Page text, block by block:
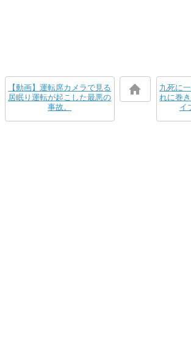
【動画】運転席カメラで見る
居眠り運転が起こした最悪の
事故。
九死に
れに巻
イ